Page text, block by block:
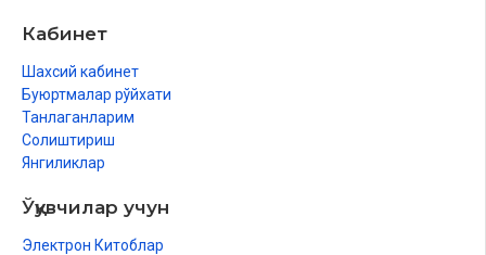
Кабинет
Шахсий кабинет
Буюртмалар рўйхати
Танлаганларим
Солиштириш
Янгиликлар
Ўқувчилар учун
Электрон Китоблар